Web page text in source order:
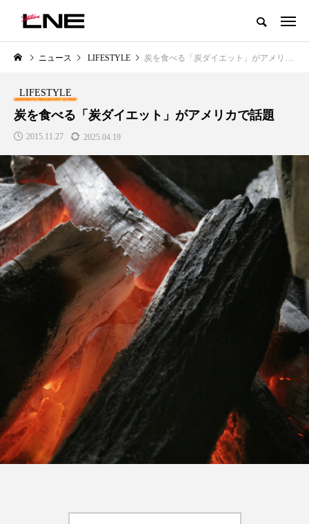
グローバルビューティ＆ヘルスケアビジネス誌
LIFESTYLE
SNSの「加工顔」と美容医療｜AI
がもたらす可能性とこれから
2026.07.13
BUSINESS
GWI調査から読み解く2030年の
都市型スパ――身近なウェルネ
の次世代モデル
2026.08.06
FEATURED 注目の企画
TAG LIST タグ一覧
ニュース LIFESTYLE 炭を食べる「炭ダイエット」がアメリカで話題
LIFESTYLE
炭を食べる「炭ダイエット」がアメリカで話題
2015.11.27 2025.04.19